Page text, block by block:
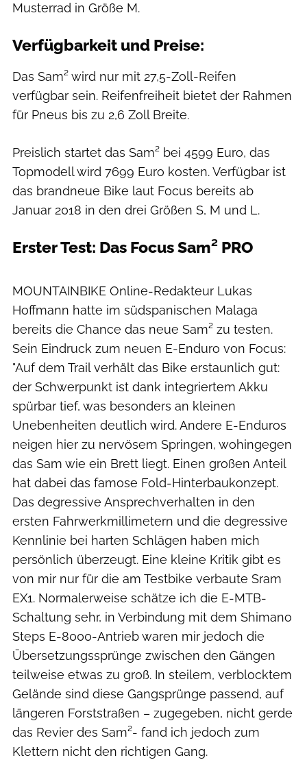
Musterrad in Größe M.
Verfügbarkeit und Preise:
Das Sam² wird nur mit 27,5-Zoll-Reifen
verfügbar sein. Reifenfreiheit bietet der Rahmen
für Pneus bis zu 2,6 Zoll Breite.
Preislich startet das Sam² bei 4599 Euro, das
Topmodell wird 7699 Euro kosten. Verfügbar ist
das brandneue Bike laut Focus bereits ab
Januar 2018 in den drei Größen S, M und L.
Erster Test: Das Focus Sam² PRO
MOUNTAINBIKE Online-Redakteur Lukas
Hoffmann hatte im südspanischen Malaga
bereits die Chance das neue Sam² zu testen.
Sein Eindruck zum neuen E-Enduro von Focus:
"Auf dem Trail verhält das Bike erstaunlich gut:
der Schwerpunkt ist dank integriertem Akku
spürbar tief, was besonders an kleinen
Unebenheiten deutlich wird. Andere E-Enduros
neigen hier zu nervösem Springen, wohingegen
das Sam wie ein Brett liegt. Einen großen Anteil
hat dabei das famose Fold-Hinterbaukonzept.
Das degressive Ansprechverhalten in den
ersten Fahrwerkmillimetern und die degressive
Kennlinie bei harten Schlägen haben mich
persönlich überzeugt. Eine kleine Kritik gibt es
von mir nur für die am Testbike verbaute Sram
EX1. Normalerweise schätze ich die E-MTB-
Schaltung sehr, in Verbindung mit dem Shimano
Steps E-8000-Antrieb waren mir jedoch die
Übersetzungssprünge zwischen den Gängen
teilweise etwas zu groß. In steilem, verblocktem
Gelände sind diese Gangsprünge passend, auf
längeren Forststraßen – zugegeben, nicht gerde
das Revier des Sam²- fand ich jedoch zum
Klettern nicht den richtigen Gang.